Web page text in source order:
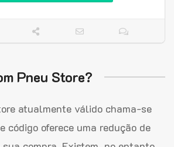
Pneu Store?
atualmente válido chama-se
código oferece uma redução de